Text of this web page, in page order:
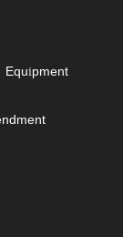
Equipment